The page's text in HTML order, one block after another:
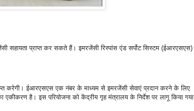
सहायता प्राप्त कर सकते हैं। इमरजेंसी रिस्पांस एंड सर्पोट सिस्टम (ईआरएसएस)
करेगी। ईआरएसएस एक नंबर के माध्यम से इमरजेंसी सेवाएं प्रदान करने के लिए
है। इस परियोजना को केंद्रीय गृह मंत्रालय के निर्देश पर लागू किया गया